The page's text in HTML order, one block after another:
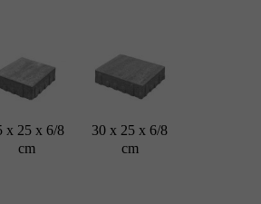
x 25 x 6/8
cm
30 x 25 x 6/8
cm